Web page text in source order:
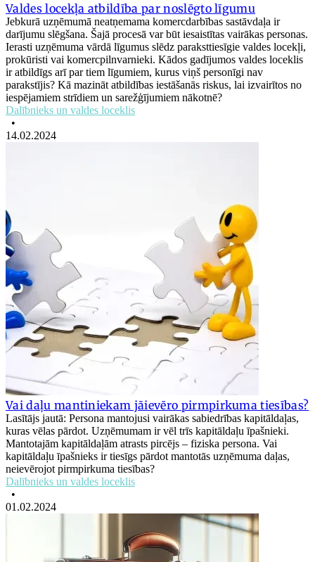
Valdes locekļa atbildība par noslēgto līgumu
Jebkurā uzņēmumā neatņemama komercdarbības sastāvdaļa ir
darījumu slēgšana. Šajā procesā var būt iesaistītas vairākas personas.
Ierasti uzņēmuma vārdā līgumus slēdz paraksttiesīgie valdes locekļi,
prokūristi vai komercpilnvarnieki. Kādos gadījumos valdes loceklis
ir atbildīgs arī par tiem līgumiem, kurus viņš personīgi nav
parakstījis? Kā mazināt atbildības iestāšanās riskus, lai izvairītos no
iespējamiem strīdiem un sarežģījumiem nākotnē?
Dalībnieks un valdes loceklis
•
14.02.2024
Vai daļu mantiniekam jāievēro pirmpirkuma tiesības?
Lasītājs jautā: Persona mantojusi vairākas sabiedrības kapitāldaļas,
kuras vēlas pārdot. Uzņēmumam ir vēl trīs kapitāldaļu īpašnieki.
Mantotajām kapitāldaļām atrasts pircējs – fiziska persona. Vai
kapitāldaļu īpašnieks ir tiesīgs pārdot mantotās uzņēmuma daļas,
neievērojot pirmpirkuma tiesības?
Dalībnieks un valdes loceklis
•
01.02.2024